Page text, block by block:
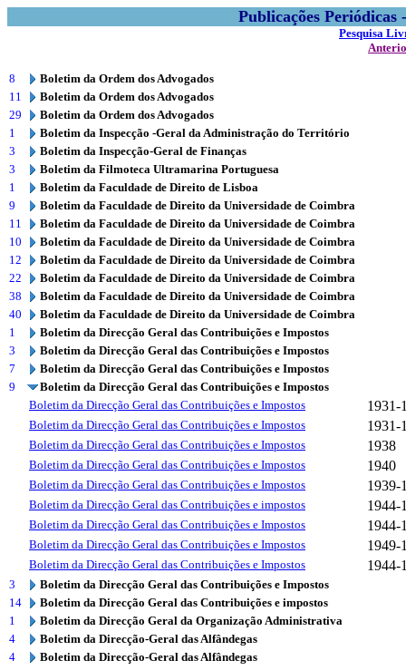
Publicações
Pesquisa
8
Boletim da Ordem dos Advogados
11
Boletim da Ordem dos Advogados
29
Boletim da Ordem dos Advogados
1
Boletim da Inspecção -Geral da Administração do Território
3
Boletim da Inspecção-Geral de Finanças
3
Boletim da Filmoteca Ultramarina Portuguesa
1
Boletim da Faculdade de Direito de Lisboa
9
Boletim da Faculdade de Direito da Universidade de Coimbra
11
Boletim da Faculdade de Direito da Universidade de Coimbra
10
Boletim da Faculdade de Direito da Universidade de Coimbra
12
Boletim da Faculdade de Direito da Universidade de Coimbra
22
Boletim da Faculdade de Direito da Universidade de Coimbra
38
Boletim da Faculdade de Direito da Universidade de Coimbra
40
Boletim da Faculdade de Direito da Universidade de Coimbra
1
Boletim da Direcção Geral das Contribuições e Impostos
3
Boletim da Direcção Geral das Contribuições e Impostos
7
Boletim da Direcção Geral das Contribuições e Impostos
9
Boletim da Direcção Geral das Contribuições e Impostos
Boletim da Direcção Geral das Contribuições e Impostos
1931-
Boletim da Direcção Geral das Contribuições e Impostos 1931-
Boletim da Direcção Geral das Contribuições e Impostos 1938
Boletim da Direcção Geral das Contribuições e Impostos 1940
Boletim da Direcção Geral das Contribuições e Impostos 1939-
Boletim da Direcção Geral das Contribuições e impostos 1944-
Boletim da Direcção Geral das Contribuições e Impostos 1944-
Boletim da Direcção Geral das Contribuições e Impostos 1949-
Boletim da Direcção Geral das Contribuições e Impostos 1944-
3
Boletim da Direcção Geral das Contribuições e Impostos
14
Boletim da Direcção Geral das Contribuições e impostos
1
Boletim da Direcção Geral da Organização Administrativa
4
Boletim da Direcção-Geral das Alfândegas
4
Boletim da Direcção-Geral das Alfândegas